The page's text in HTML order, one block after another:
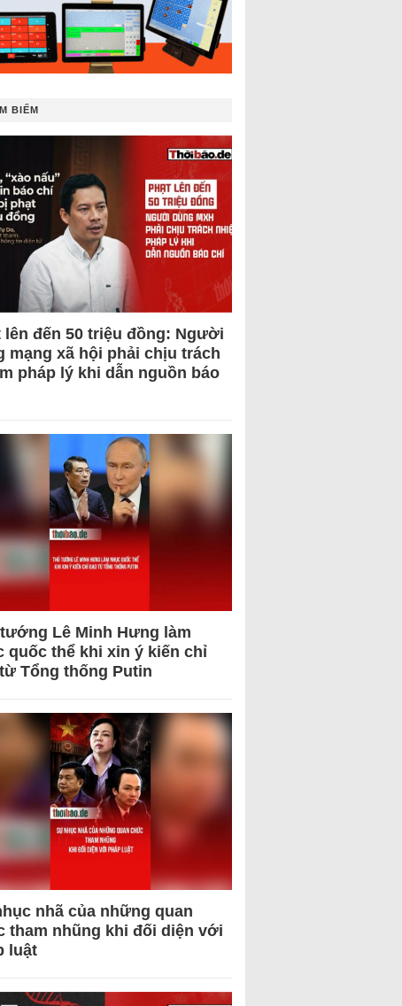
BIẾM
lên đến 50 triệu đồng: Người
mạng xã hội phải chịu trách
pháp lý khi dẫn nguồn báo
Lê Minh Hưng làm
quốc thể khi xin ý kiến chỉ
Tổng thống Putin
nhã của những quan
tham nhũng khi đối diện với
luật